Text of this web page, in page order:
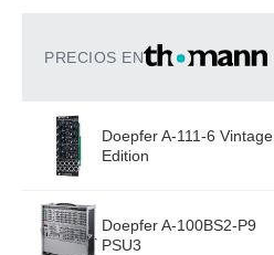
PRECIOS EN
Doepfer A-111-6 Vintage
Edition
Doepfer A-100BS2-P9
PSU3